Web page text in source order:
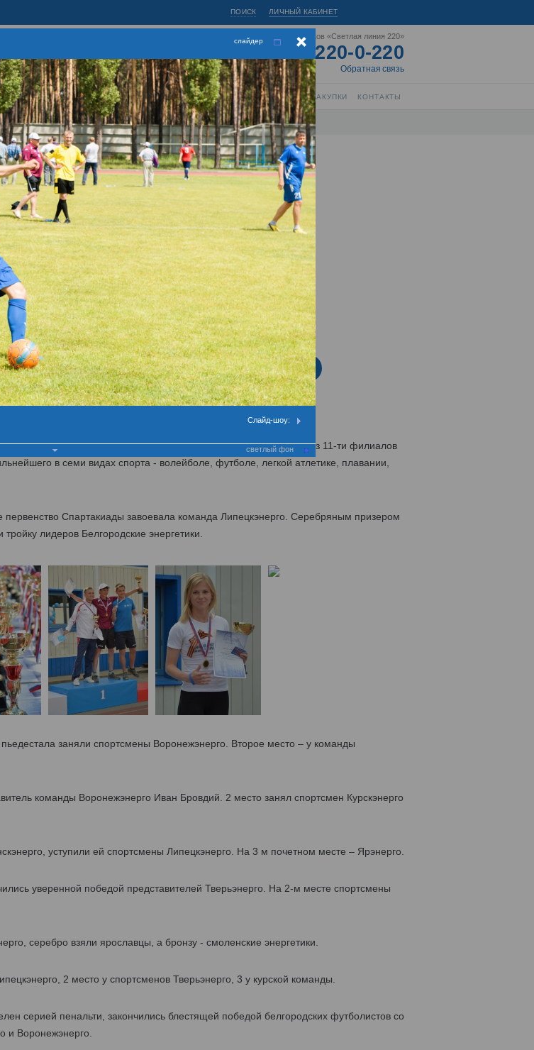
ЛИЧНЫЙ КАБИНЕТ
ПОИСК
Горячая линия энергетиков «Светлая линия 220»
8-800-220-0-220
Короткий номер: 220 Обратная связь
ПОТРЕБИТЕЛЯМ ПРЕСС-ЦЕНТР РАСКРЫТИЕ ИНФОРМАЦИИ ЗАКУПКИ КОНТАКТЫ
по футболу
МРСК Центра
11 июня 2015 года
Программа Судьи Кураторы
Спартакиады МРСК Центра
Первый день Второй день Церемония закрытия
МРСК Центра
Центра. В течение двух дней 500 спортсменов-энергетиков из 11-ти филиалов
в семи видах спорта - волейболе, футболе, легкой атлетике, плавании,
Спартакиады завоевала команда Липецкэнерго. Серебряным призером
лидеров Белгородские энергетики.
заняли спортсмены Воронежэнерго. Второе место – у команды
команды Воронежэнерго Иван Бровдий. 2 место занял спортсмен Курскэнерго
уступили ей спортсмены Липецкэнерго. На 3 м почетном месте – Ярэнерго.
уверенной победой представителей Тверьэнерго. На 2-м месте спортсмены
серебро взяли ярославцы, а бронзу - смоленские энергетики.
2 место у спортсменов Тверьэнерго, 3 у курской команды.
серией пенальти, закончились блестящей победой белгородских футболистов со
и Воронежэнерго.
слайдер
Слайд-шоу:
светлый фон